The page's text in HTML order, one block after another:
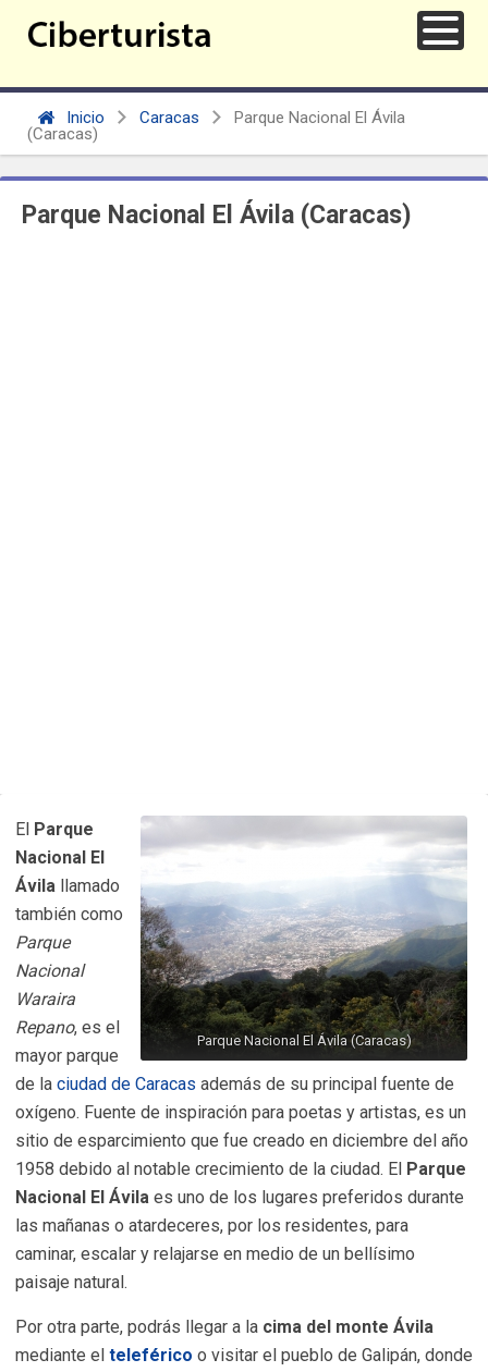
Inicio Caracas
Parque Nacional El Ávila
(Caracas)
Parque Nacional El Ávila (Caracas)
Parque Nacional El Ávila (Caracas)
El Parque
Nacional El
Ávila llamado
también como
Parque
Nacional
Waraira
Repano, es el
mayor parque
de la ciudad de Caracas además de su principal fuente de
oxígeno. Fuente de inspiración para poetas y artistas, es un
sitio de esparcimiento que fue creado en diciembre del año
1958 debido al notable crecimiento de la ciudad. El Parque
Nacional El Ávila es uno de los lugares preferidos durante
las mañanas o atardeceres, por los residentes, para
caminar, escalar y relajarse en medio de un bellísimo
paisaje natural.
Por otra parte, podrás llegar a la cima del monte Ávila
mediante el teleférico o visitar el pueblo de Galipán, donde